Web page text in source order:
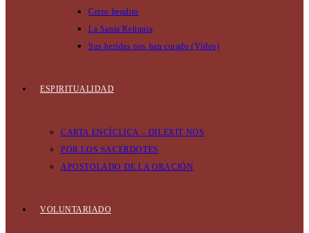
Cerro bendito
La Santa Reliquia
Sus heridas nos han curado (Vídeo)
ESPIRITUALIDAD
CARTA ENCÍCLICA – DILEXIT NOS
POR LOS SACERDOTES
APOSTOLADO DE LA ORACIÓN
VOLUNTARIADO